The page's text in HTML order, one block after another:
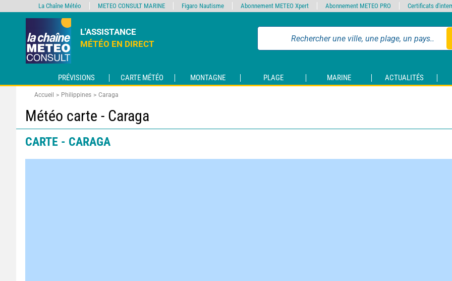
L'ASSISTANCE
MÉTÉO EN DIRECT
PRÉVISIONS CARTE MÉTÉO MONTAGNE PLAGE MARINE ACTUALITÉS
Accueil Philippines Caraga
Météo carte - Caraga
CARTE - CARAGA
La Chaîne Météo METEO CONSULT MARINE Figaro Nautisme Abonnement METEO Xpert Abonnement METEO PRO Certificats